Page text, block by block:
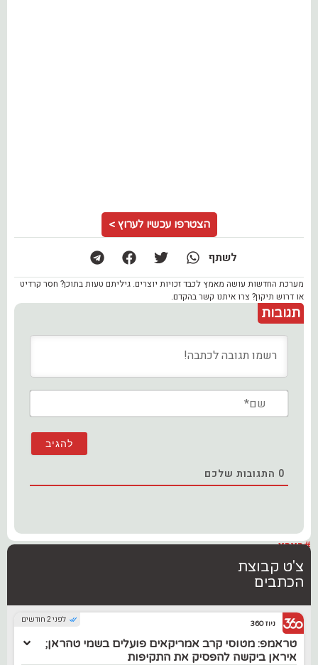
הצטרפו עכשיו לערוץ >
לשתף
מערכת החדשות עושה מאמץ לכבד זכויות יוצרים. גיליתם טעות בתוכן? חסר קרדיט
או דרוש תיקון? צרו איתנו קשר בהקדם.
תגובות
0 התגובות שלכם
#בארץ
צ'ט קבוצת
הכתבים
לפני 2 חודשים ניוז 360
טראמפ: מטוסי קרב אמריקאים פועלים בשמי טהראן;
איראן ביקשה להפסיק את התקיפות